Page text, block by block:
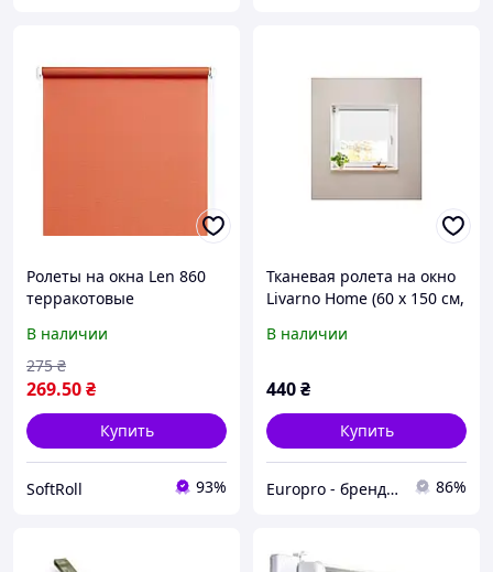
Ролеты на окна Len 860
терракотовые
роллеты 32,5х160 см
В наличии
269.50₴
275 ₴
Купить
SoftRoll 93%
Тканевая ролета на окно
Livarno Home (60 x 150 см,
В наличии
440₴
Купить
Europro - бренд надійної техніки 86%